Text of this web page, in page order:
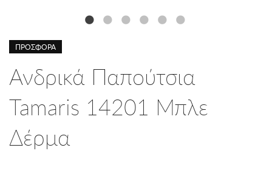
ΠΡΟΣΦΟΡΑ
Ανδρικά Παπούτσια
Tamaris 14201 Μπλε
Δέρμα